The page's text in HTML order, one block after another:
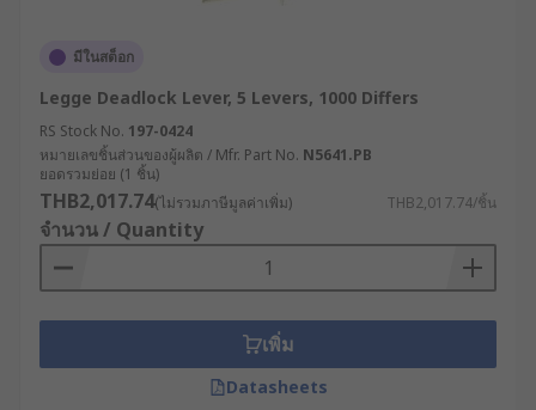
มีในสต็อก
Legge Deadlock Lever, 5 Levers, 1000 Differs
RS Stock No. 197-0424
หมายเลขชิ้นส่วนของผู้ผลิต / Mfr. Part No. N5641.PB
ยอดรวมย่อย (1 ชิ้น)
THB2,017.74(ไม่รวมภาษีมูลค่าเพิ่ม) THB2,017.74/ชิ้น
จำนวน / Quantity
เพิ่ม
Datasheets